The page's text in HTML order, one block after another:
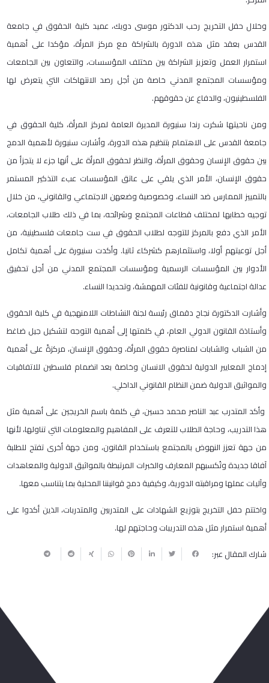
وخلال حفل التخريج رحب الدكتور موسى دويك، عميد كلية الحقوق في جامعة
القدس بعقد مثل هذه الدورة بالشراكة مع مركز المرأة، مؤكدا على أهمية
استمرار العمل وتعزيز الشراكة بين مختلف المؤسسات، والتعاون بين الجامعات
ومؤسسات المجتمع المدني خاصة من أجل رصد الانتهاكات التي يتعرض لها
الفلسطينيون، والدفاع عن حقوقهم.
ومن ناحيتها شكرت رندا سنيورة المديرة العامة لمركز المرأة، كلية الحقوق في
جامعة القدس على الاهتمام بتنظيم هذه الدورة، وأشارت سنيورة لأهمية الدمج
بين حقوق الإنسان وحقوق المرأة، والنظر لحقوق المرأة على أنها جزء لا يتجزأ من
حقوق الإنسان، الأمر الذي يلقي على عاتق المؤسسات عبء التذكير المستمر
بالتمييز الممارس ضد النساء، وخصوصية وضعهن الاجتماعي والقانوني، من خلال
توجيه خطابها لمختلف قطاعات المجتمع وشرائحه، بما في ذلك طلاب الجامعات،
الأمر الذي دفع بالمركز للتوجه لطلاب الحقوق في ست جامعات فلسطينية، من
أجل توعيتهم أولا، واستثمارهم كشركاء ثانيا. وأكدت سنيورة على أهمية تكامل
الأدوار بين المؤسسات الرسمية ومؤسسات المجتمع المدني من أجل تحقيق
عدالة اجتماعية وقانونية للفئات المهمشة، وتحديدا النساء.
وأشارت الدكتورة نجاح دقماق رئيسة لجنة النشاطات اللامنهجية في كلية الحقوق
وأستاذة القانون الدولي العام، في كلمتها إلى أهمية التوجه لتشكيل جيل ضاغط
من الشباب والشابات لمناصرة حقوق المرأة، وحقوق الإنسان، مركزةً على أهمية
إدماج المعايير الدولية لحقوق الانسان وخاصة بعد انضمام فلسطين للاتفاقيات
والمواثيق الدولية ضمن النظام القانوني الداخلي.
وأكد المتدرب عبد الناصر محمد حسين، في كلمة باسم الخريجين على أهمية مثل
هذا التدريب، وحاجة الطلاب للتعرف على المفاهيم والمعلومات التي تناولها، لأنها
من جهة تعزز النهوض بالمجتمع باستخدام القانون، ومن جهة أخرى تفتح للطلبة
آفاقا جديدة وتُكسبهم المعارف والخبرات المرتبطة بالمواثيق الدولية والمعاهدات
وآليات عملها ومراقبته الدورية، وكيفية دمج قوانيننا المحلية بما يتناسب معها.
واختتم حفل التخريج بتوزيع الشهادات على المتدربين والمتدربات، الذين أكدوا على
أهمية استمرار مثل هذه التدريبات وحاجتهم لها.
شارك المقال عبر: